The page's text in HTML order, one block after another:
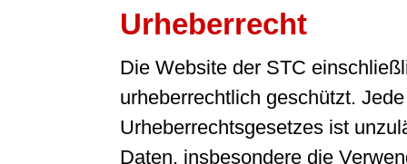
Urheberrecht
Die Website der STC
urheberrechtlich geschützt.
Urheberrechtsgesetzes ist
Daten, insbesondere die